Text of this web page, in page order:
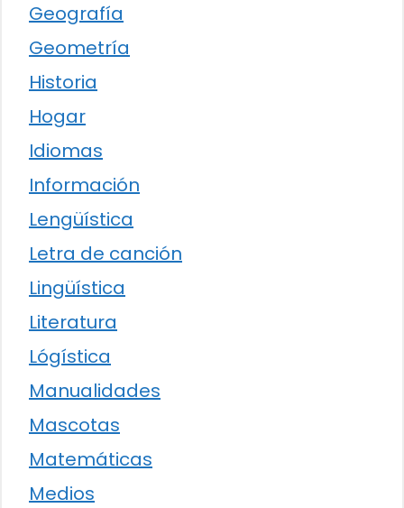
Geografía
Geometría
Historia
Hogar
Idiomas
Información
Lengüística
Letra de canción
Lingüística
Literatura
Lógística
Manualidades
Mascotas
Matemáticas
Medios